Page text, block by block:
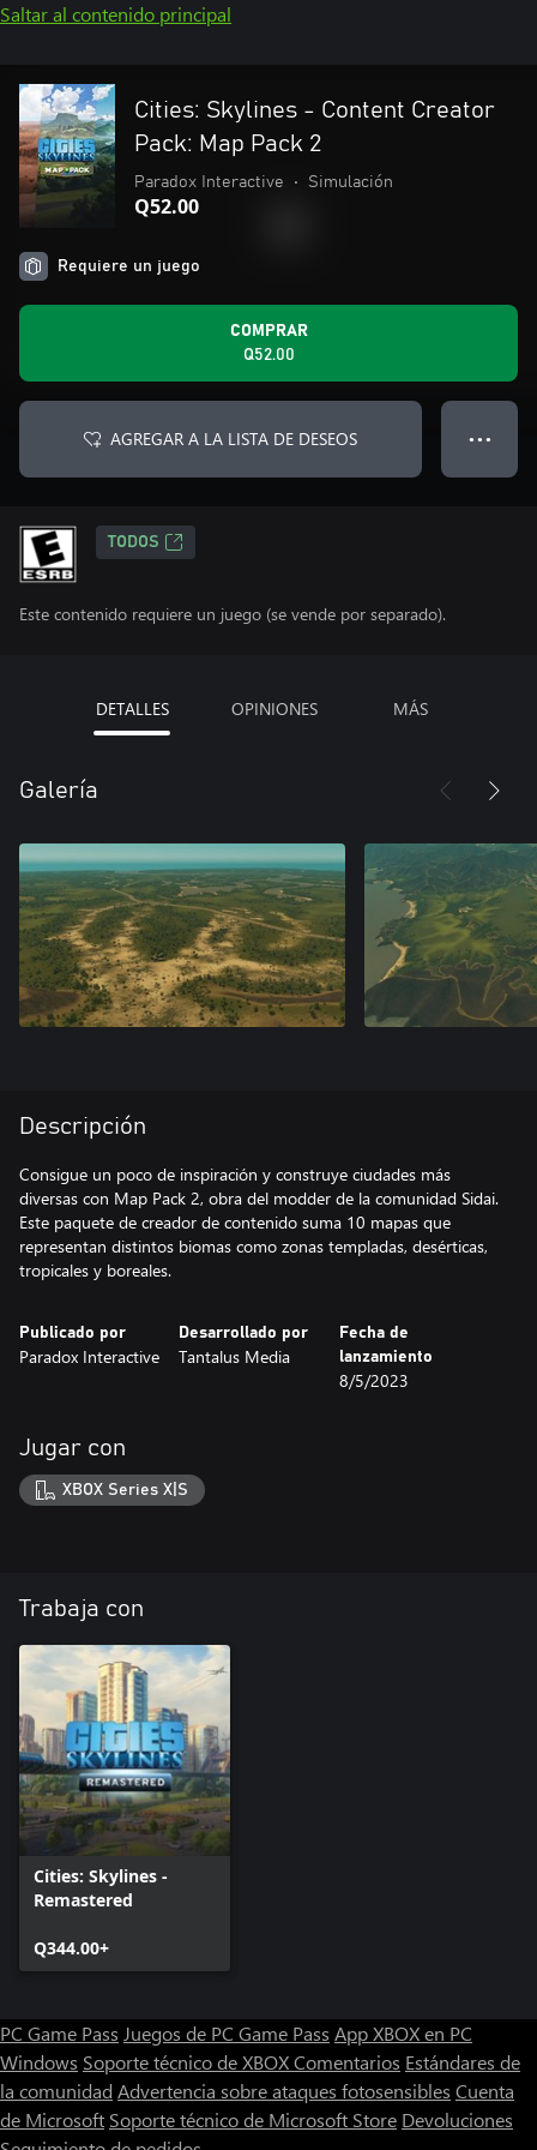
Saltar al contenido principal
Cities: Skylines - Content Creator
Pack: Map Pack 2
Paradox Interactive • Simulación
Q52.00
Requiere un juego
COMPRAR
Q52.00
AGREGAR A LA LISTA DE DESEOS ● ● ●
TODOS
Este contenido requiere un juego (se vende por separado).
DETALLES OPINIONES MÁS
Galería
Descripción
Consigue un poco de inspiración y construye ciudades más
diversas con Map Pack 2, obra del modder de la comunidad Sidai.
Este paquete de creador de contenido suma 10 mapas que
representan distintos biomas como zonas templadas, desérticas,
tropicales y boreales.
Publicado por
Paradox Interactive
Desarrollado por
Tantalus Media
Fecha de
lanzamiento
8/5/2023
Jugar con
XBOX Series X|S
Trabaja con
Cities: Skylines -
Remastered
Q344.00+
PC Game Pass Juegos de PC Game Pass App XBOX en PC
Windows Soporte técnico de XBOXComentarios Estándares de
la comunidad Advertencia sobre ataques fotosensibles Cuenta
de Microsoft Soporte técnico de Microsoft Store Devoluciones